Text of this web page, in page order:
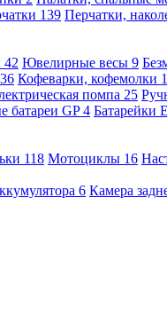
139 Перчатки,
42 Ювелирные весы 9
36 Кофеварки, кофемолки
помпа 25
батареи GP4 Батарейки
118 Мотоциклы 16
6 Камера